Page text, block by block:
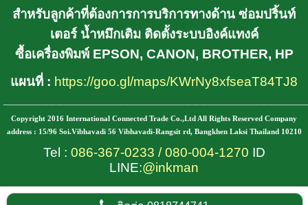
สำหรับลูกค้าที่ต้องการการบริการทางด้าน ซ่อมปริ้นท์
เตอร์ น้ำหมึกเติม ติดตั้งระบบอิงค์แทงค์
ซื้อเครื่องพิมพ์ EPSON, CANON, BROTHER, HP
แผนที่ : https://goo.gl/maps/KWrNy8xfseaT84TJ8
Copyright 2016 International Connected Trade Co.,Ltd All Rights Reserved Company
address : 15/96 Soi.Vibhavadi 56 Vibhavadi-Rangsit rd, Bangkhen Laksi Thailand 10210
Tel : 086-367-0233 /080-004-1270 ID
LINE:@inkman